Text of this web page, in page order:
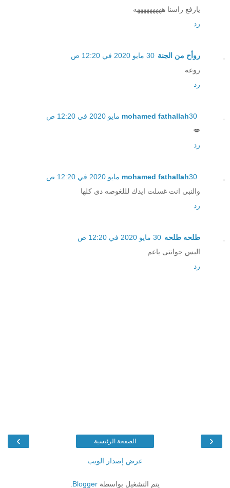
يارفع راسنا هههههههههه
رد
روأح من الجنة 30 مايو 2020 في 12:20 ص
روعه
رد
mohamed fathallah30 مايو 2020 في 12:20 ص
💋
رد
mohamed fathallah30 مايو 2020 في 12:20 ص
والنبى انت غسلت ايدك لللغوصه دى كلها
رد
طلحه طلحه 30 مايو 2020 في 12:20 ص
البس جوانتى ياعم
رد
‹
› الصفحة الرئيسية
عرض إصدار الويب
يتم التشغيل بواسطة Blogger